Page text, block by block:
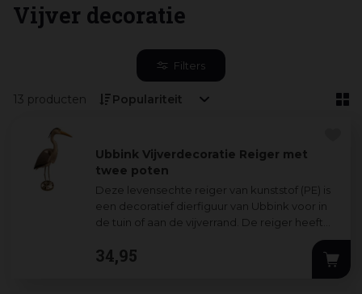
Vijver decoratie
Filters
13 producten
Ubbink Vijverdecoratie Reiger met
twee poten
Deze levensechte reiger van kunststof (PE) is
een decoratief dierfiguur van Ubbink voor in
de tuin of aan de vijverrand. De reiger heeft
34,95